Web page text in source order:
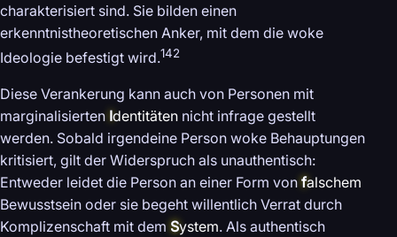
charakterisiert sind. Sie bilden einen
erkenntnistheoretischen Anker, mit dem die woke
Ideologie befestigt wird.142
Diese Verankerung kann auch von Personen mit
marginalisierten Identitäten nicht infrage gestellt
werden. Sobald irgendeine Person woke Behauptungen
kritisiert, gilt der Widerspruch als unauthentisch:
Entweder leidet die Person an einer Form von falschem
Bewusstsein oder sie begeht willentlich Verrat durch
Komplizenschaft mit dem System. Als authentisch